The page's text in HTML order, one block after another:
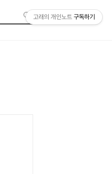
고래의 개인노트 구독하기